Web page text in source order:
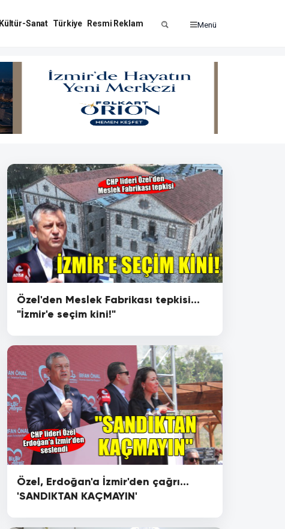
Kültür-Sanat Türkiye Resmi Reklam Menü
Özel'den Meslek Fabrikası tepkisi...
"İzmir'e seçim kini!"
Özel, Erdoğan'a İzmir'den çağrı...
'SANDIKTAN KAÇMAYIN'